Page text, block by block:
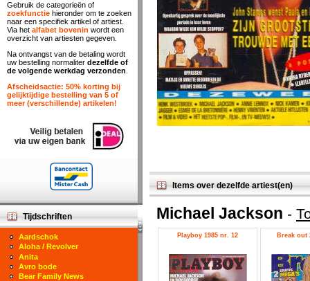
Items over dezelfde artiest(en)
Michael Jackson -
Playboy 1985 nr. 12 Break out
Gebruik de categorieën of
zoekfunctie hieronder om te zoeken
naar een specifiek artikel of artiest.
Via het alfabet bovenin wordt een
overzicht van artiesten gegeven.
Na ontvangst van de betaling wordt
uw bestelling normaliter dezelfde of
de volgende werkdag verzonden
Afscheidsactie: 50% korting bij
gelijktijdige bestelling van 5 of
meer (verschillende) artikelen!
Tijdschriften
Aardschok
Aloha / Revolver
Anita
Avro bode
Bear Family News